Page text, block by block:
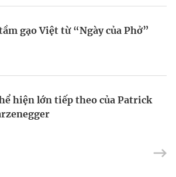
gạo Việt từ “Ngày của Phở”
hiện lớn tiếp theo của Patrick
marketing” tiền tỷ